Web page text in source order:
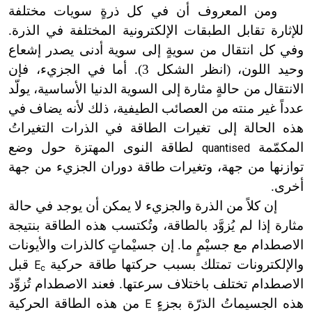
ومن المعروف أن في كل ذرةٍ سويات مختلفة
للإثارة تقابل الطبقات الإلكترونية المختلفة في الذرة.
وفي كل انتقال من سويةٍ إلى سوية أدنى يصدر إشعاع
وحيد اللون، (انظر الشكل 3). أما في الجزيء، فإن
الانتقال من حالةٍ مثارة إلى السوية الدنيا الأساسية، يولّد
عدداً غير منته من العصائب الطيفية، ذلك لأنه يضاف في
هذه الحالة إلى تغيرات الطاقة في الذرات التغيراتُ
المكمّمةquantised لطاقة النوى المهتزة حول وضع
توازنها من جهة، وتغيرات طاقة دوران الجزيء من جهة
أخرى.
إن كلاً من الذرة والجزيء لا يمكن أن يوجد في حالة
مثارة إذا لم يُزوَّد بالطاقة، وتُكتسب هذه الطاقة بنتيجة
الاصطدام مع جسيْمٍ ما. إن جسيْماتٍ كالذرات والأيونات
والإلكترونات تمتلك بسبب حركتها طاقة حركية Ec
قبل
الاصطدام تختلف باختلاف سرعتها. فعند الاصطدام تُزوِّد
هذه الجسيماتُ الذرّة بجزءٍ E
من هذه الطاقة الحركية